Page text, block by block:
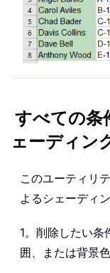
すべての条
ェーディン
このユーティリ
よるシェーディ
1。削除したい条
囲、または背景